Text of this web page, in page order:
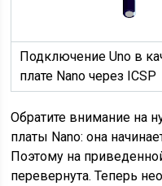
Подключение Uno в
плате Nano через ICSP
Обратите внимание на
платы Nano: она
Поэтому на
перевернута. Теперь